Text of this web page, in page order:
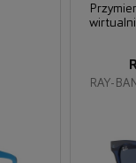
RAY-